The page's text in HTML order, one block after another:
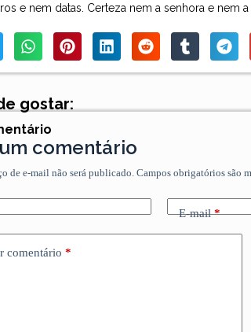
e nem datas. Certeza nem a senhora e nem
gostar:
comentário
de e-mail não será publicado. Campos obrigatórios são
E-mail*
comentário *